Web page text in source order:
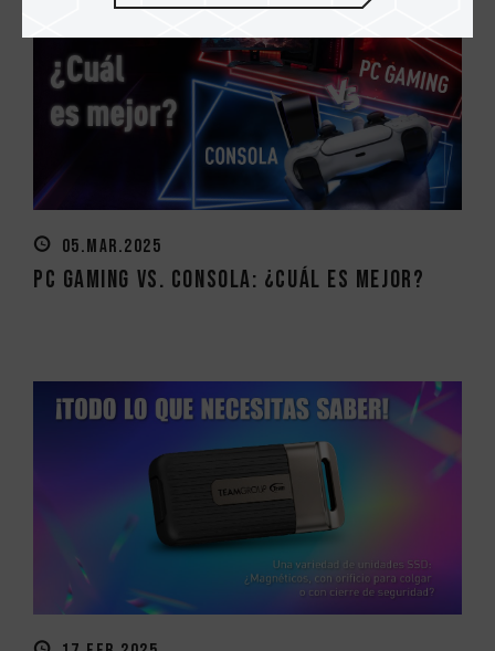
05.MAR.2025
PC gaming vs. consola: ¿Cuál es mejor?